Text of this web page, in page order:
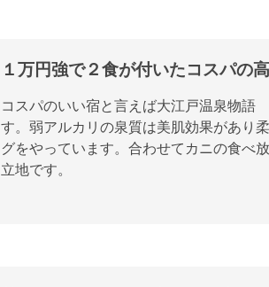
１万円強で２食が付いたコスパの
コスパのいい宿と言えば大江戸温泉物語
す。弱アルカリの泉質は美肌効果があり
グをやっています。合わせてカニの食べ
立地です。